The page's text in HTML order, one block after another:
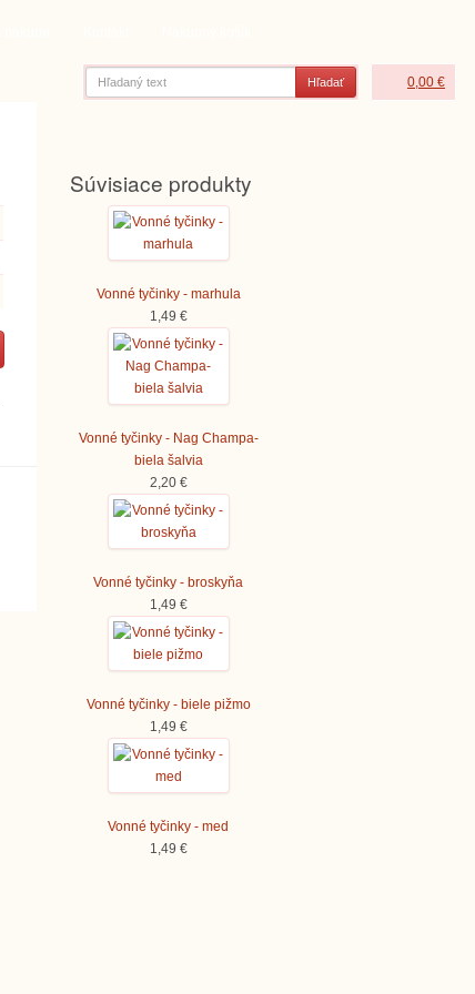
0,00 €
Hľadať
Súvisiace produkty
Vonné tyčinky - marhula
1,49 €
Vonné tyčinky - Nag Champa-
biela šalvia
2,20 €
Vonné tyčinky - broskyňa
1,49 €
Vonné tyčinky - biele pižmo
1,49 €
Vonné tyčinky - med
1,49 €